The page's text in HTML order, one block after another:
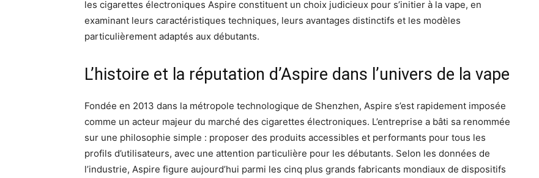
les cigarettes électroniques Aspire constituent un choix judicieux pour s’initier à la vape, en
examinant leurs caractéristiques techniques, leurs avantages distinctifs et les modèles
particulièrement adaptés aux débutants.
L’histoire et la réputation d’Aspire dans l’univers de la vape
Fondée en 2013 dans la métropole technologique de Shenzhen, Aspire s’est rapidement imposée
comme un acteur majeur du marché des cigarettes électroniques. L’entreprise a bâti sa renommée
sur une philosophie simple : proposer des produits accessibles et performants pour tous les
profils d’utilisateurs, avec une attention particulière pour les débutants. Selon les données de
l’industrie, Aspire figure aujourd’hui parmi les cinq plus grands fabricants mondiaux de dispositifs